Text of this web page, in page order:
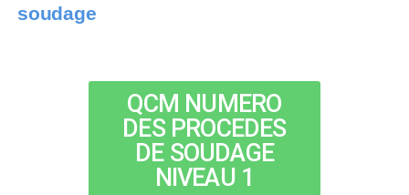
soudage
QCM NUMERO
DES PROCEDES
DE SOUDAGE
NIVEAU 1